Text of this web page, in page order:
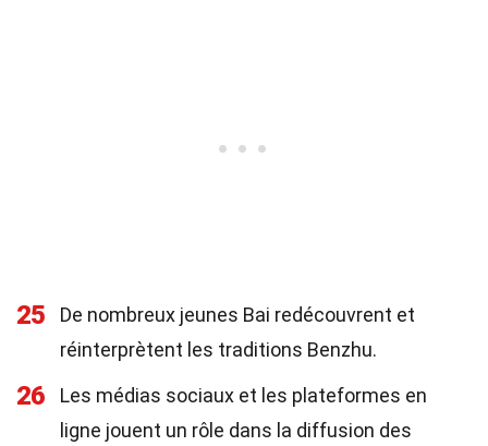
25
De nombreux jeunes Bai redécouvrent et
réinterprètent les traditions Benzhu.
26
Les médias sociaux et les plateformes en
ligne jouent un rôle dans la diffusion des